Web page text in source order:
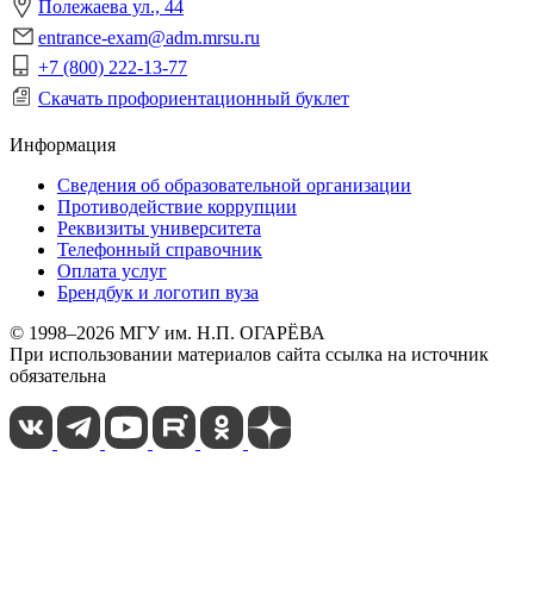
Полежаева ул., 44
entrance-exam@adm.mrsu.ru
+7 (800) 222-13-77
Скачать профориентационный буклет
Информация
Сведения об образовательной организации
Противодействие коррупции
Реквизиты университета
Телефонный справочник
Оплата услуг
Брендбук и логотип вуза
© 1998–2026 МГУ им. Н.П. ОГАРЁВА
При использовании материалов сайта ссылка на источник
обязательна